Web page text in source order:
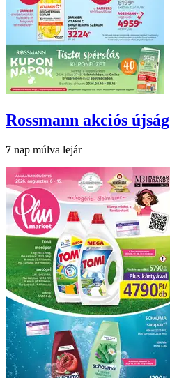
Rossmann akciós újság
7 nap múlva lejár